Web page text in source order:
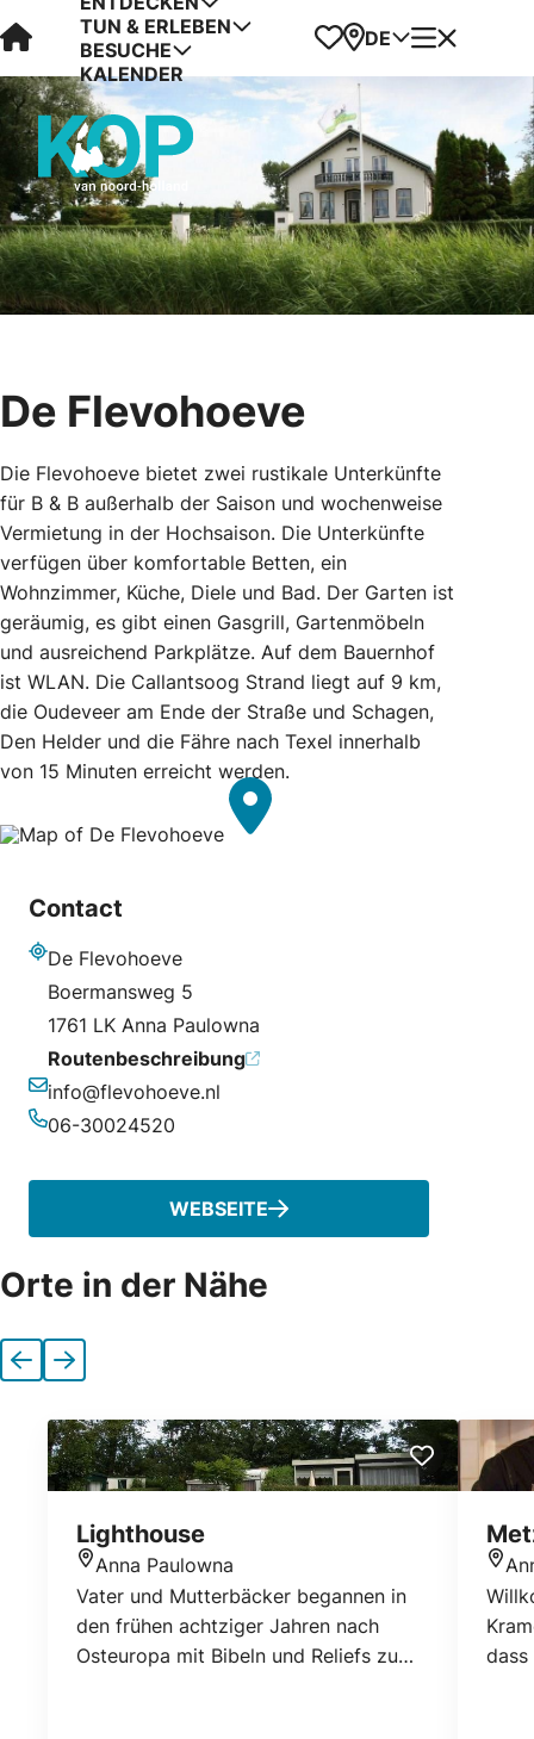
Visit Kop van Holland
TUN & ERLEBEN
BESUCHE
KALENDER
Favoriten
Karte
DE Menü
De Flevohoeve
Die Flevohoeve bietet zwei rustikale Unterkünfte
für B & B außerhalb der Saison und wochenweise
Vermietung in der Hochsaison. Die Unterkünfte
verfügen über komfortable Betten, ein
Wohnzimmer, Küche, Diele und Bad. Der Garten ist
geräumig, es gibt einen Gasgrill, Gartenmöbeln
und ausreichend Parkplätze. Auf dem Bauernhof
ist WLAN. Die Callantsoog Strand liegt auf 9 km,
die Oudeveer am Ende der Straße und Schagen,
Den Helder und die Fähre nach Texel innerhalb
von 15 Minuten erreicht werden.
Contact
De Flevohoeve
Boermansweg 5
1761 LK Anna Paulowna
Routenbeschreibung
E-Mail-Adresse
info@flevohoeve.nl
06-30024520
WEBSEITE
Orte in der Nähe
VorherigeNächste
Lighthouse
Anna Paulowna
Vater und Mutterbäcker begannen in
den frühen achtziger Jahren nach
Osteuropa mit Bibeln und Reliefs zu
dass